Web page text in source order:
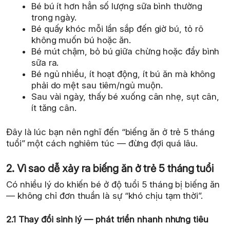
Bé bú ít hơn hẳn số lượng sữa bình thường
trong ngày.
Bé quấy khóc mỗi lần sắp đến giờ bú, tỏ rõ
không muốn bú hoặc ăn.
Bé mút chậm, bỏ bú giữa chừng hoặc đẩy bình
sữa ra.
Bé ngủ nhiều, ít hoạt động, ít bú ăn mà không
phải do mệt sau tiêm/ngủ muộn.
Sau vài ngày, thấy bé xuống cân nhẹ, sụt cân,
ít tăng cân.
Đây là lúc bạn nên nghĩ đến “biếng ăn ở trẻ 5 tháng
tuổi” một cách nghiêm túc — đừng đợi quá lâu.
2. Vì sao dễ xảy ra biếng ăn ở trẻ 5 tháng tuổi
Có nhiều lý do khiến bé ở độ tuổi 5 tháng bị biếng ăn
— không chỉ đơn thuần là sự “khó chịu tạm thời”.
2.1 Thay đổi sinh lý — phát triển nhanh nhưng tiêu